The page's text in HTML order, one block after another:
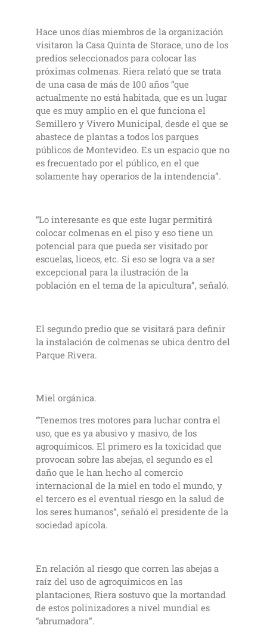
Hace unos días miembros de la organización
visitaron la Casa Quinta de Storace, uno de los
predios seleccionados para colocar las
próximas colmenas. Riera relató que se trata
de una casa de más de 100 años “que
actualmente no está habitada, que es un lugar
que es muy amplio en el que funciona el
Semillero y Vivero Municipal, desde el que se
abastece de plantas a todos los parques
públicos de Montevideo. Es un espacio que no
es frecuentado por el público, en el que
solamente hay operarios de la intendencia”.
“Lo interesante es que este lugar permitirá
colocar colmenas en el piso y eso tiene un
potencial para que pueda ser visitado por
escuelas, liceos, etc. Si eso se logra va a ser
excepcional para la ilustración de la
población en el tema de la apicultura”, señaló.
El segundo predio que se visitará para definir
la instalación de colmenas se ubica dentro del
Parque Rivera.
Miel orgánica.
“Tenemos tres motores para luchar contra el
uso, que es ya abusivo y masivo, de los
agroquímicos. El primero es la toxicidad que
provocan sobre las abejas, el segundo es el
daño que le han hecho al comercio
internacional de la miel en todo el mundo, y
el tercero es el eventual riesgo en la salud de
los seres humanos”, señaló el presidente de la
sociedad apícola.
En relación al riesgo que corren las abejas a
raíz del uso de agroquímicos en las
plantaciones, Riera sostuvo que la mortandad
de estos polinizadores a nivel mundial es
“abrumadora”.